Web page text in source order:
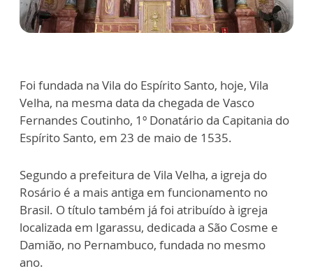
Foi fundada na Vila do Espírito Santo, hoje, Vila
Velha, na mesma data da chegada de Vasco
Fernandes Coutinho, 1º Donatário da Capitania do
Espírito Santo, em 23 de maio de 1535.
Segundo a prefeitura de Vila Velha, a igreja do
Rosário é a mais antiga em funcionamento no
Brasil. O título também já foi atribuído à igreja
localizada em Igarassu, dedicada a São Cosme e
Damião, no Pernambuco, fundada no mesmo
ano.